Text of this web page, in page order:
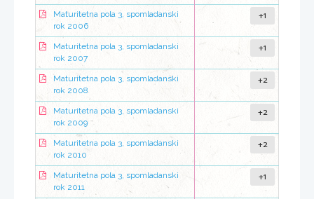
Maturitetna pola 3, spomladanski
rok 2006
+1
Maturitetna pola 3, spomladanski
rok 2007
+1
Maturitetna pola 3, spomladanski
rok 2008
+2
Maturitetna pola 3, spomladanski
rok 2009
+2
Maturitetna pola 3, spomladanski
rok 2010
+2
Maturitetna pola 3, spomladanski
rok 2011
+1